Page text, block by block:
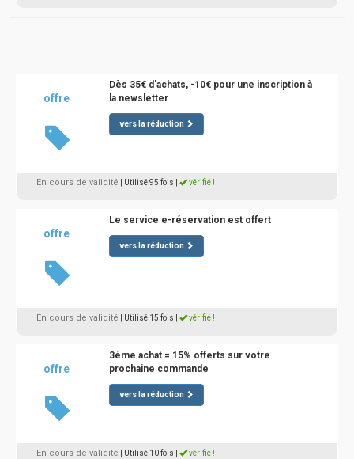
offre
Dès 35€ d'achats, -10€ pour une inscription à
la newsletter
vers la réduction
En cours de validité | Utilisé 95 fois vérifié !
offre
Le service e-réservation est offert
vers la réduction
En cours de validité | Utilisé 15 fois vérifié !
offre
3ème achat = 15% offerts sur votre
prochaine commande
vers la réduction
En cours de validité | Utilisé 10 fois vérifié !